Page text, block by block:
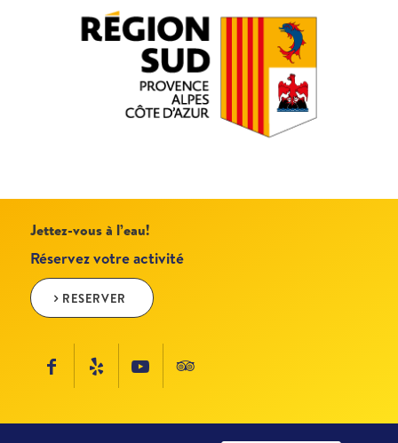
Jettez-vous à l’eau!
Réservez votre activité
RESERVER